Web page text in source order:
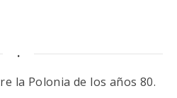
.
la Polonia de los años 80.